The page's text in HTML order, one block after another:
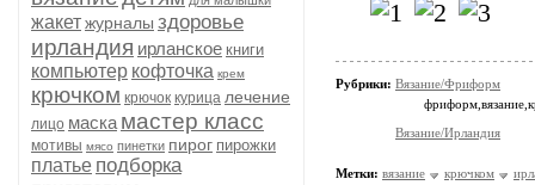
жакетжурналы здоровье
ирландия ирланское книги
компьютер кофточка крем
крючком крючок курица лечение
лицо маска мастер класс
мотивы мясо пинетки пирог пирожки
платье подборка
Рубрики: Вязание/Фриформ
Вязание/Ирландия
Метки: вязание крючком